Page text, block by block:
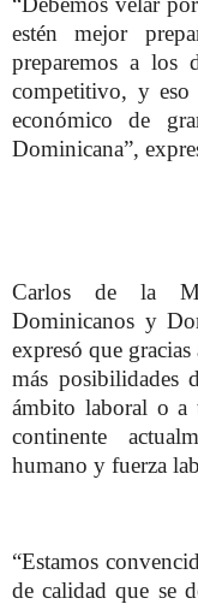
estén mejor
preparemos a los
competitivo, y
económico de
Dominicana”,
Carlos de la
Dominicanos y
expresó que
más posibilidades
ámbito laboral o a
continente
humano y fuerza
“Estamos
de calidad que se